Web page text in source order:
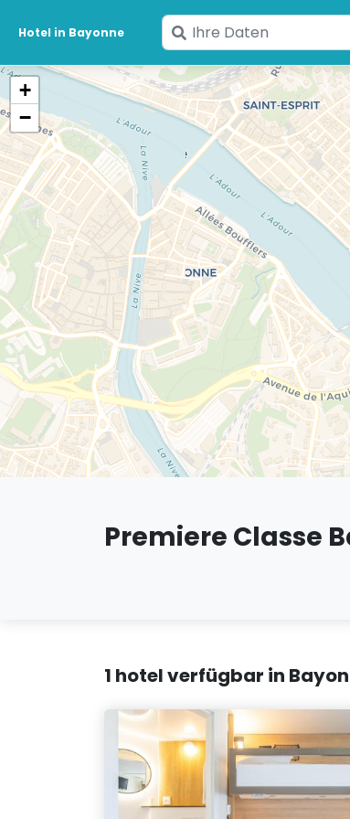
Hotel in Bayonne
Geben
Sie
Ihre
Daten
ein
+
−
Premiere Classe
1 hotel verfügbar in